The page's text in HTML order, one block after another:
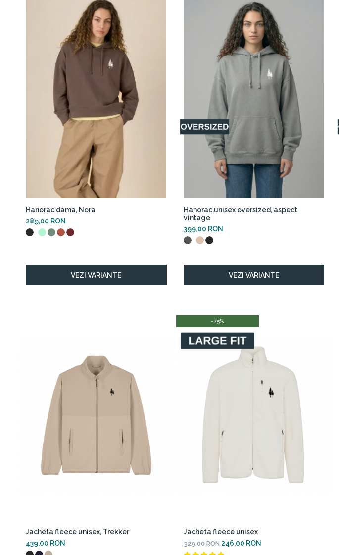
Hanorac dama, Nora
289,00 RON
VEZI VARIANTE
Hanorac unisex oversized, aspect
vintage
399,00 RON
VEZI VARIANTE
Jacheta fleece unisex, Trekker
439,00 RON
-25%
Jacheta fleece unisex
329,00 RON246,00 RON